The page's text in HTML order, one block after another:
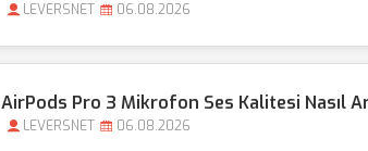
LEVERSNET 06.08.2026
AirPods Pro 3 Mikrofon Ses Kalitesi Nasıl
LEVERSNET 06.08.2026